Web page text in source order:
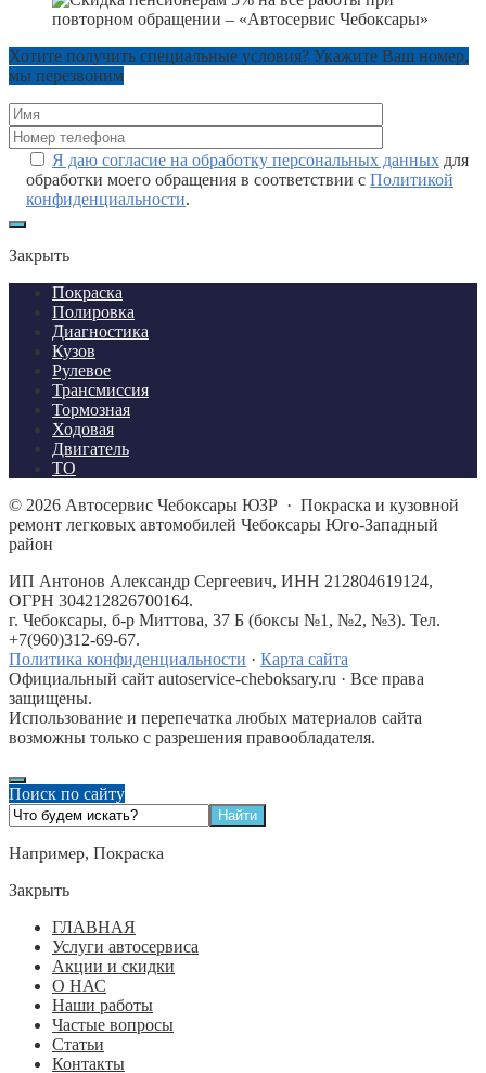
Хотите получить специальные условия? Укажите Ваш номер,
мы перезвоним
Я даю согласие на обработку персональных данных для
обработки моего обращения в соответствии с Политикой
конфиденциальности.
Закрыть
Покраска
Полировка
Диагностика
Кузов
Рулевое
Трансмиссия
Тормозная
Ходовая
Двигатель
ТО
© 2026 Автосервис Чебоксары ЮЗР · Покраска и кузовной
ремонт легковых автомобилей Чебоксары Юго-Западный
район
ИП Антонов Александр Сергеевич, ИНН 212804619124,
ОГРН 304212826700164.
г. Чебоксары, б-р Миттова, 37 Б (боксы №1, №2, №3). Тел.
+7(960)312-69-67.
Политика конфиденциальности · Карта сайта
Официальный сайт autoservice-cheboksary.ru · Все права
защищены.
Использование и перепечатка любых материалов сайта
возможны только с разрешения правообладателя.
Поиск по сайту
Например, Покраска
Закрыть
ГЛАВНАЯ
Услуги автосервиса
Акции и скидки
О НАС
Наши работы
Частые вопросы
Статьи
Контакты